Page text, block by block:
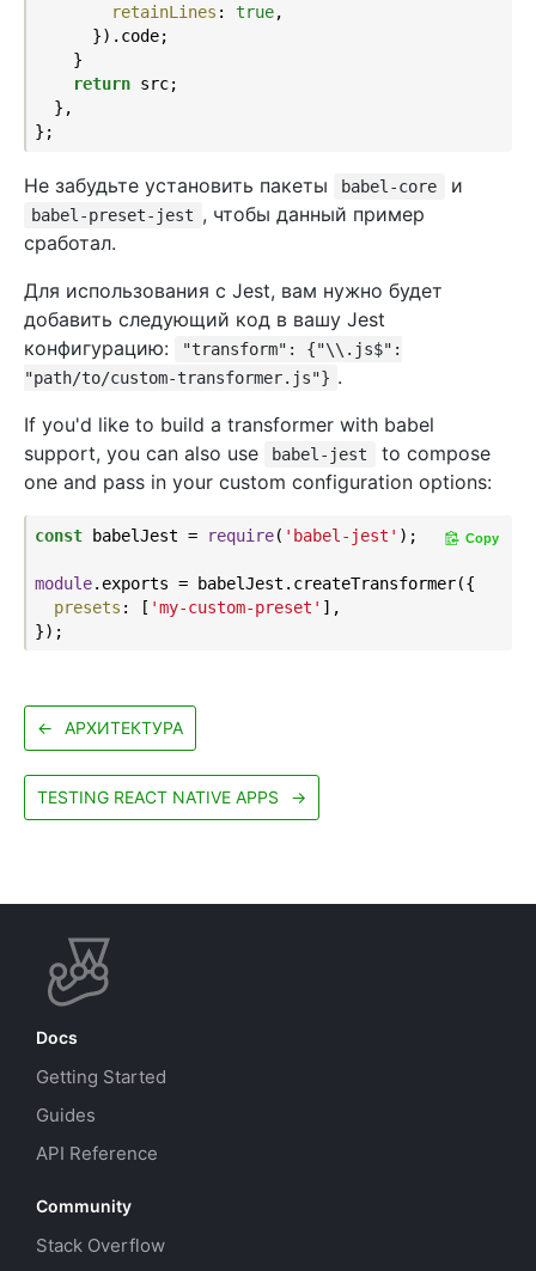
retainLines : true,
      }).code;
    }
return src;
  },
Не забудьте установить пакеты babel-core и
babel-preset-jest , чтобы данный пример
сработал.
Для использования с Jest, вам нужно будет
добавить следующий код в вашу Jest
конфигурацию:
"transform": {"\\.js$":
"path/to/custom-transformer.js"} .
If you'd like to build a transformer with babel
support, you can also use
babel-jest
to compose
one and pass in your custom configuration options:
const babelJest = require( 'babel-jest' );
module.exports = babelJest.createTransformer({
presets : [ 'my-custom-preset' ],
Copy
← АРХИТЕКТУРА
TESTING REACT NATIVE APPS →
Docs
Getting Started
Guides
API Reference
Community
Stack Overflow